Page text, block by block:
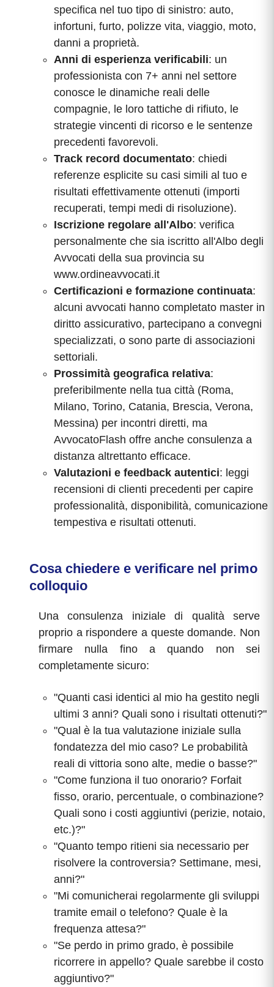
specifica nel tuo tipo di sinistro: auto,
infortuni, furto, polizze vita, viaggio, moto,
danni a proprietà.
Anni di esperienza verificabili: un
professionista con 7+ anni nel settore
conosce le dinamiche reali delle
compagnie, le loro tattiche di rifiuto, le
strategie vincenti di ricorso e le sentenze
precedenti favorevoli.
Track record documentato: chiedi
referenze esplicite su casi simili al tuo e
risultati effettivamente ottenuti (importi
recuperati, tempi medi di risoluzione).
Iscrizione regolare all'Albo: verifica
personalmente che sia iscritto all'Albo degli
Avvocati della sua provincia su
www.ordineavvocati.it
Certificazioni e formazione continuata:
alcuni avvocati hanno completato master in
diritto assicurativo, partecipano a convegni
specializzati, o sono parte di associazioni
settoriali.
Prossimità geografica relativa:
preferibilmente nella tua città (Roma,
Milano, Torino, Catania, Brescia, Verona,
Messina) per incontri diretti, ma
AvvocatoFlash offre anche consulenza a
distanza altrettanto efficace.
Valutazioni e feedback autentici: leggi
recensioni di clienti precedenti per capire
professionalità, disponibilità, comunicazione
tempestiva e risultati ottenuti.
Cosa chiedere e verificare nel primo
colloquio
Una consulenza iniziale di qualità serve
proprio a rispondere a queste domande. Non
firmare nulla fino a quando non sei
completamente sicuro:
"Quanti casi identici al mio ha gestito negli
ultimi 3 anni? Quali sono i risultati ottenuti?"
"Qual è la tua valutazione iniziale sulla
fondatezza del mio caso? Le probabilità
reali di vittoria sono alte, medie o basse?"
"Come funziona il tuo onorario? Forfait
fisso, orario, percentuale, o combinazione?
Quali sono i costi aggiuntivi (perizie, notaio,
etc.)?"
"Quanto tempo ritieni sia necessario per
risolvere la controversia? Settimane, mesi,
anni?"
"Mi comunicherai regolarmente gli sviluppi
tramite email o telefono? Quale è la
frequenza attesa?"
"Se perdo in primo grado, è possibile
ricorrere in appello? Quale sarebbe il costo
aggiuntivo?"